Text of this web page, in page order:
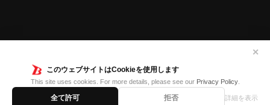
このウェブサイトはCookieを使用します
This site uses cookies. For more details, please see our Privacy Policy.
全て許可 拒否 詳細を表示
✕